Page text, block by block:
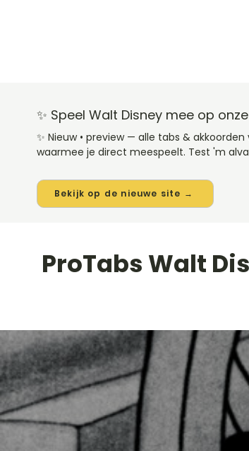
✨ Speel Walt Disney mee op
✨ Nieuw • preview — alle tabs &
waarmee je direct meespeelt. Test 'm
Bekijk op de nieuwe site →
ProTabs Walt